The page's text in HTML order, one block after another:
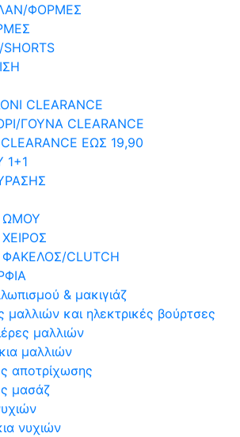
ΦΟΡΜΕΣ
CLEARANCE
ΓΟΥΝΑ CLEARANCE
ΕΩΣ 19,90
1+1
ΩΜΟΥ
CLUTCH
& μακιγιάζ
μαλλιών και ηλεκτρικές βούρτσες
μαλλιών
μαλλιών
αποτρίχωσης
μασάζ
νυχιών